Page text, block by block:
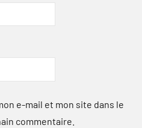
e-mail et mon site dans le
commentaire.